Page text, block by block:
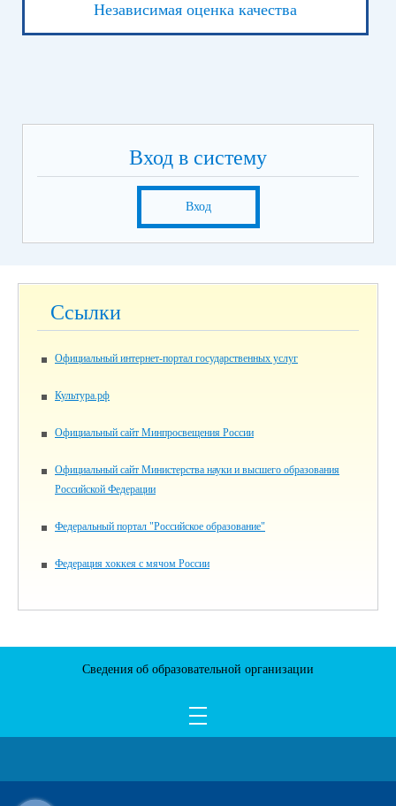
Независимая оценка качества
Вход в систему
Вход
Ссылки
Официальный интернет-портал государственных услуг
Культура.рф
Официальный сайт Минпросвещения России
Официальный сайт Министерства науки и высшего образования
Российской Федерации
Федеральный портал "Российское образование"
Федерация хоккея с мячом России
Сведения об образовательной организации